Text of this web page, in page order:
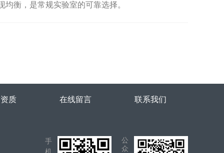
衡，是常规实验室的可靠选择。
质 在线留言 联系我们
手
公
众